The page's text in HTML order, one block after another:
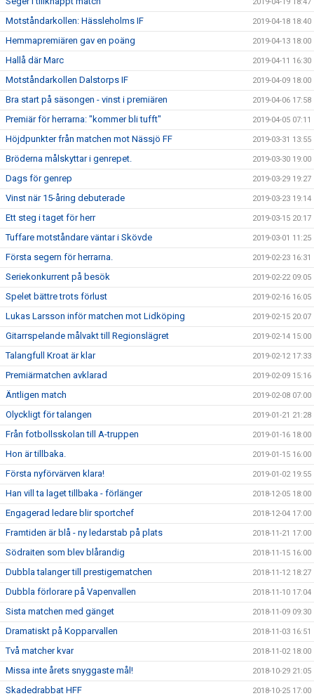
Motståndarkollen: Hässleholms IF 2019-04-18 18:40
Hemmapremiären gav en poäng 2019-04-13 18:00
Hallå där Marc 2019-04-11 16:30
Motståndarkollen Dalstorps IF 2019-04-09 18:00
Bra start på säsongen - vinst i premiären 2019-04-06 17:58
Premiär för herrarna: "kommer bli tufft" 2019-04-05 07:11
Höjdpunkter från matchen mot Nässjö FF 2019-03-31 13:55
Bröderna målskyttar i genrepet. 2019-03-30 19:00
Dags för genrep 2019-03-29 19:27
Vinst när 15-åring debuterade 2019-03-23 19:14
Ett steg i taget för herr 2019-03-15 20:17
Tuffare motståndare väntar i Skövde 2019-03-01 11:25
Första segern för herrarna. 2019-02-23 16:31
Seriekonkurrent på besök 2019-02-22 09:05
Spelet bättre trots förlust 2019-02-16 16:05
Lukas Larsson inför matchen mot Lidköping 2019-02-15 20:07
Gitarrspelande målvakt till Regionslägret 2019-02-14 15:00
Talangfull Kroat är klar 2019-02-12 17:33
Premiärmatchen avklarad 2019-02-09 15:16
Äntligen match 2019-02-08 07:00
Olyckligt för talangen 2019-01-21 21:28
Från fotbollsskolan till A-truppen 2019-01-16 18:00
Hon är tillbaka. 2019-01-15 16:00
Första nyförvärven klara! 2019-01-02 19:55
Han vill ta laget tillbaka - förlänger 2018-12-05 18:00
Engagerad ledare blir sportchef 2018-12-04 17:00
Framtiden är blå - ny ledarstab på plats 2018-11-21 17:00
Södraiten som blev blårandig 2018-11-15 16:00
Dubbla talanger till prestigematchen 2018-11-12 18:27
Dubbla förlorare på Vapenvallen 2018-11-10 17:04
Sista matchen med gänget 2018-11-09 09:30
Dramatiskt på Kopparvallen 2018-11-03 16:51
Två matcher kvar 2018-11-02 18:00
Missa inte årets snyggaste mål! 2018-10-29 21:05
Skadedrabbat HFF 2018-10-25 17:00